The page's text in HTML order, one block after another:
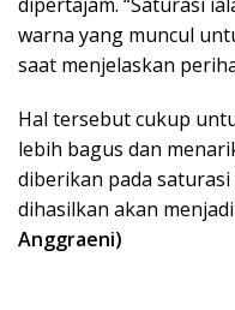
warna yang muncul
saat menjelaskan
Hal tersebut cukup
lebih bagus dan
diberikan pada
dihasilkan akan
Anggraeni)